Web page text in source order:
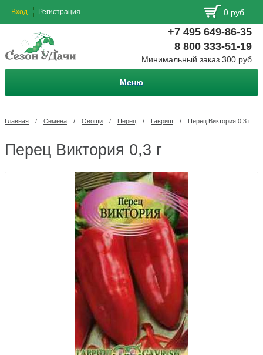
Вход Регистрация 0 руб.
+7 495 649-86-35
8 800 333-51-19
Минимальный заказ 300 руб
Меню
Главная / Семена / Овощи / Перец / Гавриш / Перец Виктория 0,3 г
Перец Виктория 0,3 г